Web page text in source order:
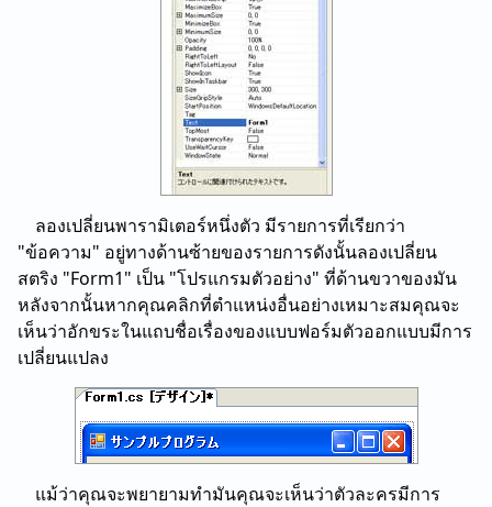
ลองเปลี่ยนพารามิเตอร์หนึ่งตัว มีรายการที่เรียกว่า
"ข้อความ" อยู่ทางด้านซ้ายของรายการดังนั้นลองเปลี่ยน
สตริง "Form1" เป็น "โปรแกรมตัวอย่าง" ที่ด้านขวาของมัน
หลังจากนั้นหากคุณคลิกที่ตําแหน่งอื่นอย่างเหมาะสมคุณจะ
เห็นว่าอักขระในแถบชื่อเรื่องของแบบฟอร์มตัวออกแบบมีการ
เปลี่ยนแปลง
แม้ว่าคุณจะพยายามทํามันคุณจะเห็นว่าตัวละครมีการ